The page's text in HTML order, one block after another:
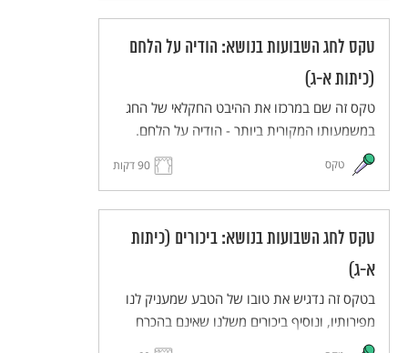
טקס לחג השבועות בנושא: הודיה על הלחם
(כיתות א-ג)
טקס זה שם במרכזו את ההיבט החקלאי של החג
במשמעותו המקורית ביותר - הודיה על הלחם.
הטקס כולל פעילות של הכנת לחם.
טקס 90 דקות
טקס לחג השבועות בנושא: ביכורים (כיתות
א-ג)
בטקס זה נדגיש את טובו של הטבע שמעניק לנו
מפירותיו, ונוסיף ביכורים משלנו שאינם בהכרח
ביכורי חקלאות.